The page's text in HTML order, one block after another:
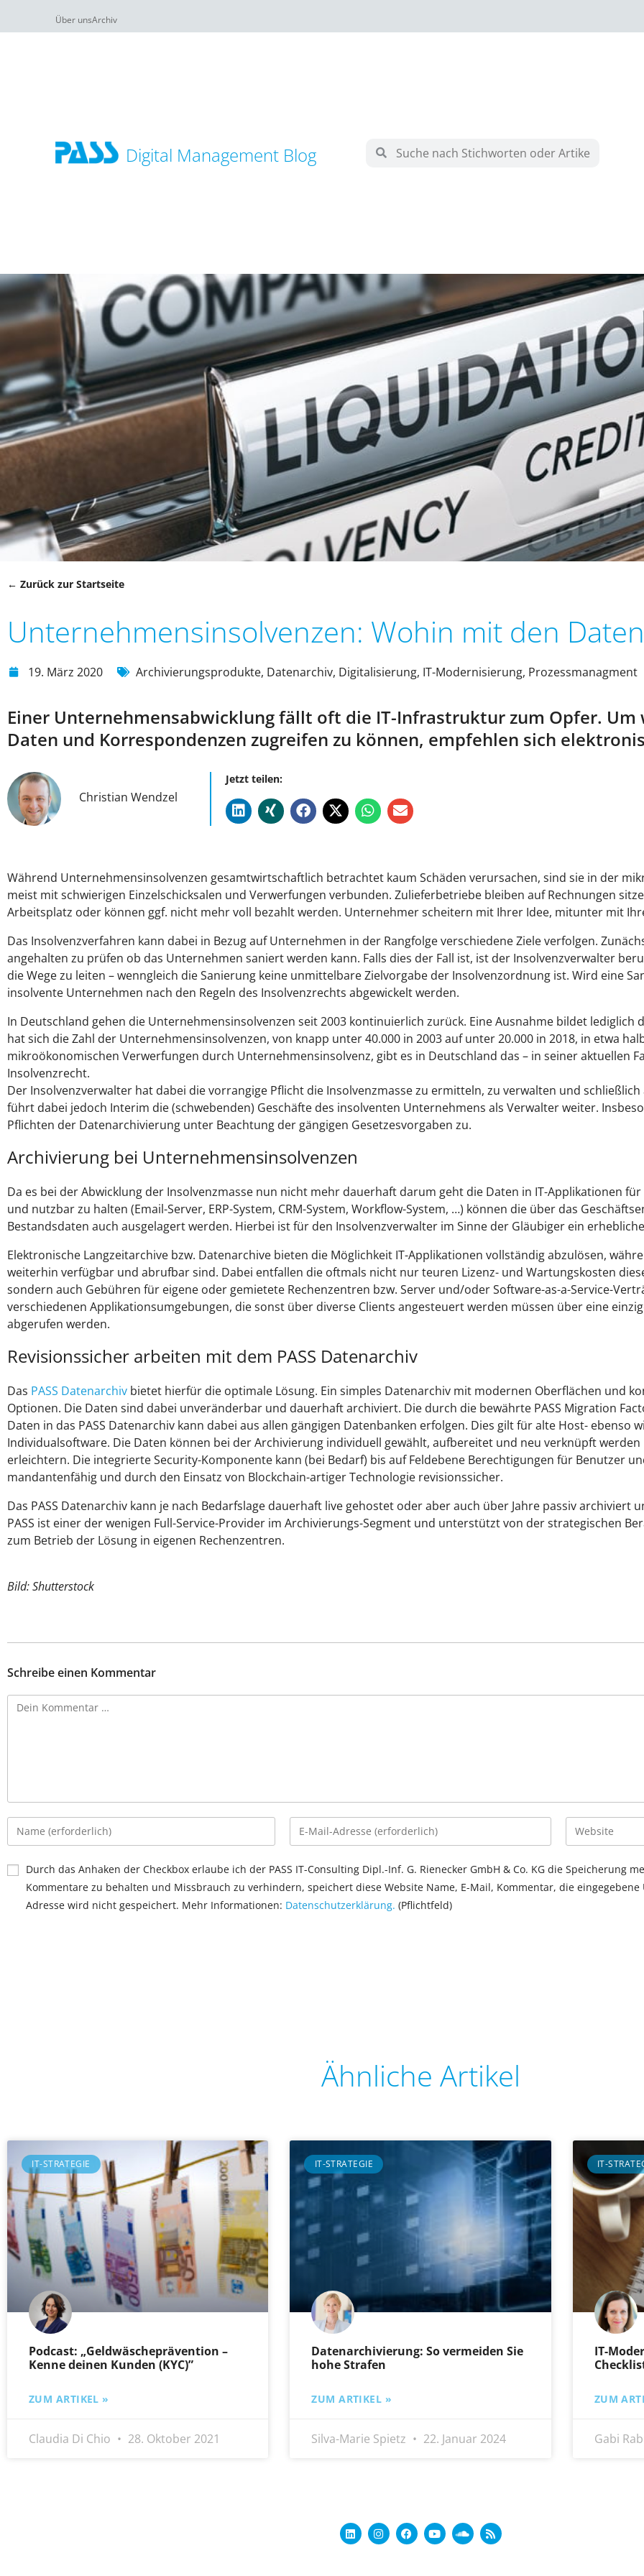
Über unsArchiv
Digital Management Blog
← Zurück zur Startseite
Unternehmensinsolvenzen: Wohin mit den
19. März 2020 Archivierungsprodukte, Datenarchiv, Digitalisierung, IT-Modernisierung, Prozessmanagment
Einer Unternehmensabwicklung fällt oft die IT-Infrastruktur zum Opfer.
Daten und Korrespondenzen zugreifen zu können, empfehlen sich
Christian Wendzel
Jetzt teilen:
Während Unternehmensinsolvenzen gesamtwirtschaftlich betrachtet kaum Schäden verursachen, sind sie in der
meist mit schwierigen Einzelschicksalen und Verwerfungen verbunden. Zulieferbetriebe bleiben auf Rechnungen
Arbeitsplatz oder können ggf. nicht mehr voll bezahlt werden. Unternehmer scheitern mit Ihrer Idee, mitunter mit
Das Insolvenzverfahren kann dabei in Bezug auf Unternehmen in der Rangfolge verschiedene Ziele verfolgen.
angehalten zu prüfen ob das Unternehmen saniert werden kann. Falls dies der Fall ist, ist der Insolvenzverwalter
die Wege zu leiten – wenngleich die Sanierung keine unmittelbare Zielvorgabe der Insolvenzordnung ist. Wird eine
insolvente Unternehmen nach den Regeln des Insolvenzrechts abgewickelt werden.
In Deutschland gehen die Unternehmensinsolvenzen seit 2003 kontinuierlich zurück. Eine Ausnahme bildet lediglich
hat sich die Zahl der Unternehmensinsolvenzen, von knapp unter 40.000 in 2003 auf unter 20.000 in 2018, in etwa
mikroökonomischen Verwerfungen durch Unternehmensinsolvenz, gibt es in Deutschland das – in seiner aktuellen
Insolvenzrecht.
Der Insolvenzverwalter hat dabei die vorrangige Pflicht die Insolvenzmasse zu ermitteln, zu verwalten und
führt dabei jedoch Interim die (schwebenden) Geschäfte des insolventen Unternehmens als Verwalter weiter.
Pflichten der Datenarchivierung unter Beachtung der gängigen Gesetzesvorgaben zu.
Archivierung bei Unternehmensinsolvenzen
Da es bei der Abwicklung der Insolvenzmasse nun nicht mehr dauerhaft darum geht die Daten in IT-Applikationen
und nutzbar zu halten (Email-Server, ERP-System, CRM-System, Workflow-System, …) können die über das
Bestandsdaten auch ausgelagert werden. Hierbei ist für den Insolvenzverwalter im Sinne der Gläubiger ein
Elektronische Langzeitarchive bzw. Datenarchive bieten die Möglichkeit IT-Applikationen vollständig abzulösen,
weiterhin verfügbar und abrufbar sind. Dabei entfallen die oftmals nicht nur teuren Lizenz- und Wartungskosten
sondern auch Gebühren für eigene oder gemietete Rechenzentren bzw. Server und/oder Software-as-a-Service-
verschiedenen Applikationsumgebungen, die sonst über diverse Clients angesteuert werden müssen über eine
abgerufen werden.
Revisionssicher arbeiten mit dem PASS Datenarchiv
Das PASS Datenarchiv bietet hierfür die optimale Lösung. Ein simples Datenarchiv mit modernen Oberflächen und
Optionen. Die Daten sind dabei unveränderbar und dauerhaft archiviert. Die durch die bewährte PASS Migration
Daten in das PASS Datenarchiv kann dabei aus allen gängigen Datenbanken erfolgen. Dies gilt für alte Host- ebenso
Individualsoftware. Die Daten können bei der Archivierung individuell gewählt, aufbereitet und neu verknüpft
erleichtern. Die integrierte Security-Komponente kann (bei Bedarf) bis auf Feldebene Berechtigungen für Benutzer
mandantenfähig und durch den Einsatz von Blockchain-artiger Technologie revisionssicher.
Das PASS Datenarchiv kann je nach Bedarfslage dauerhaft live gehostet oder aber auch über Jahre passiv archiviert
PASS ist einer der wenigen Full-Service-Provider im Archivierungs-Segment und unterstützt von der strategischen
zum Betrieb der Lösung in eigenen Rechenzentren.
Bild: Shutterstock
Schreibe einen Kommentar
Durch das Anhaken der Checkbox erlaube ich der PASS IT-Consulting Dipl.-Inf. G. Rienecker GmbH & Co. KG die Speicherung
Kommentare zu behalten und Missbrauch zu verhindern, speichert diese Website Name, E-Mail, Kommentar, die eingegebene
Adresse wird nicht gespeichert. Mehr Informationen: Datenschutzerklärung. (Pflichtfeld)
Ähnliche Artikel
IT-STRATEGIE
Podcast: „Geldwäscheprävention –
Kenne deinen Kunden (KYC)”
ZUM ARTIKEL »
Claudia Di Chio 28. Oktober 2021
IT-STRATEGIE
Datenarchivierung: So vermeiden Sie
hohe Strafen
ZUM ARTIKEL »
Silva-Marie Spietz 22. Januar 2024
IT-
IT-
ZUM
Gabi